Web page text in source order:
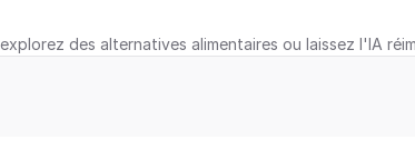
des alternatives alimentaires ou laissez l'IA